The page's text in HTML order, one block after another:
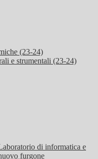
(23-24)
e strumentali (23-24)
di informatica e
furgone